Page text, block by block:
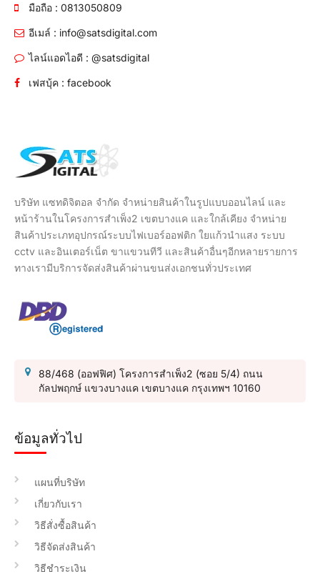
มือถือ : 0813050809
อีเมล์ : info@satsdigital.com
ไลน์แอดไอดี : @satsdigital
เฟสบุ้ค : facebook
บริษัท แซทดิจิตอล จำกัด จำหน่ายสินค้าในรูปแบบออนไลน์ และ
หน้าร้านในโครงการสำเพ็ง2 เขตบางแค และใกล้เคียง จำหน่าย
สินค้าประเภทอุปกรณ์ระบบไฟเบอร์ออฟติก ใยแก้วนำแสง ระบบ
cctv และอินเตอร์เน็ต ขาแขวนทีวี และสินค้าอื่นๆอีกหลายรายการ
ทางเรามีบริการจัดส่งสินค้าผ่านขนส่งเอกชนทั่วประเทศ
88/468 (ออฟฟิศ) โครงการสำเพ็ง2 (ซอย 5/4) ถนน
กัลปพฤกษ์ แขวงบางแค เขตบางแค กรุงเทพฯ 10160
ข้อมูลทั่วไป
แผนที่บริษัท
เกี่ยวกับเรา
วิธีสั่งซื้อสินค้า
วิธีจัดส่งสินค้า
วิธีชำระเงิน